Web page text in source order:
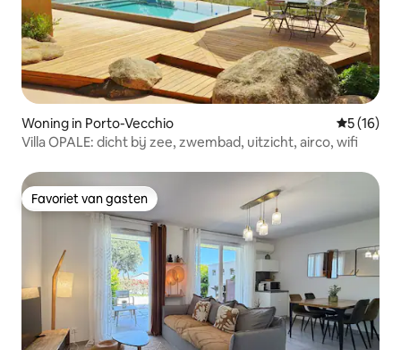
Woning in Porto-Vecchio
5 (16)
Villa OPALE: dicht bij zee, zwembad, uitzicht, airco, wifi
Favoriet van gasten
Favoriet van gasten